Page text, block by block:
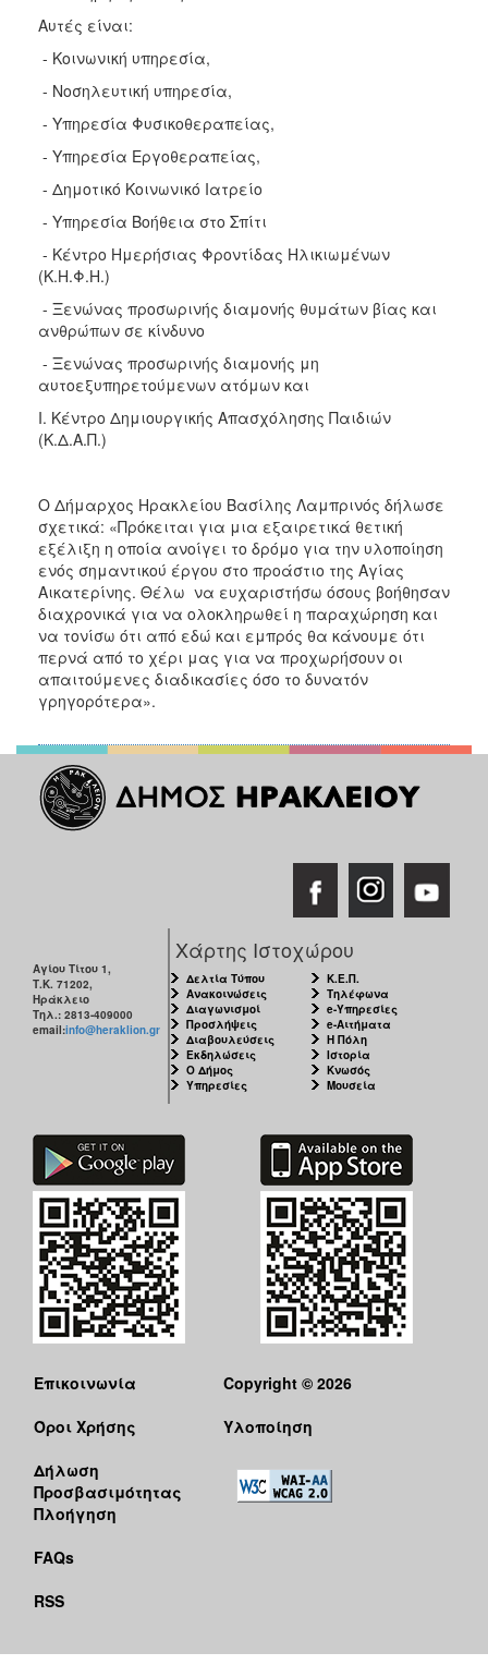
Αυτές είναι:
- Κοινωνική υπηρεσία,
- Νοσηλευτική υπηρεσία,
- Υπηρεσία Φυσικοθεραπείας,
- Υπηρεσία Εργοθεραπείας,
- Δημοτικό Κοινωνικό Ιατρείο
- Υπηρεσία Βοήθεια στο Σπίτι
- Κέντρο Ημερήσιας Φροντίδας Ηλικιωμένων
(Κ.Η.Φ.Η.)
- Ξενώνας προσωρινής διαμονής θυμάτων βίας και
ανθρώπων σε κίνδυνο
- Ξενώνας προσωρινής διαμονής μη
αυτοεξυπηρετούμενων ατόμων και
Ι. Κέντρο Δημιουργικής Απασχόλησης Παιδιών
(Κ.Δ.Α.Π.)
Ο Δήμαρχος Ηρακλείου Βασίλης Λαμπρινός δήλωσε
σχετικά: «Πρόκειται για μια εξαιρετικά θετική
εξέλιξη η οποία ανοίγει το δρόμο για την υλοποίηση
ενός σημαντικού έργου στο προάστιο της Αγίας
Αικατερίνης. Θέλω να ευχαριστήσω όσους βοήθησαν
διαχρονικά για να ολοκληρωθεί η παραχώρηση και
να τονίσω ότι από εδώ και εμπρός θα κάνουμε ότι
περνά από το χέρι μας για να προχωρήσουν οι
απαιτούμενες διαδικασίες όσο το δυνατόν
γρηγορότερα».
Αγίου Τίτου 1,
Τ.Κ. 71202,
Ηράκλειο
Τηλ.: 2813-409000
email:info@heraklion.gr
Χάρτης Ιστοχώρου
Δελτία Τύπου
Ανακοινώσεις
Διαγωνισμοί
Προσλήψεις
Διαβουλεύσεις
Εκδηλώσεις
Ο Δήμος
Υπηρεσίες
Κ.Ε.Π.
Τηλέφωνα
e-Υπηρεσίες
e-Αιτήματα
Η Πόλη
Ιστορία
Κνωσός
Μουσεία
Επικοινωνία
Όροι Χρήσης
Δήλωση
Προσβασιμότητας
Πλοήγηση
FAQs
RSS
Copyright © 2026
Υλοποίηση